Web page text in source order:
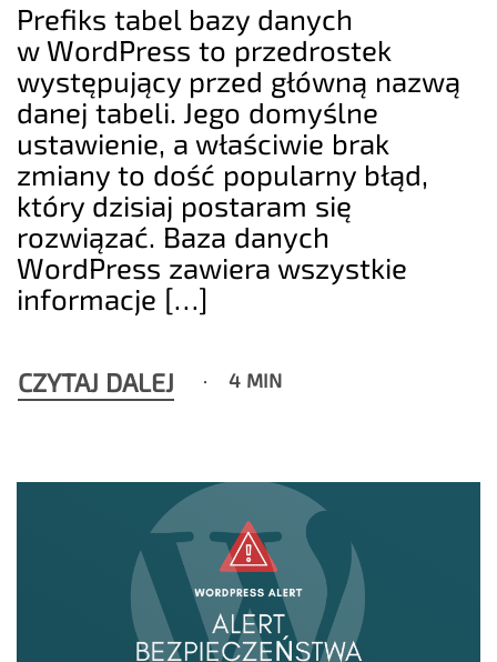
Prefiks tabel bazy danych
w WordPress to przedrostek
występujący przed główną nazwą
danej tabeli. Jego domyślne
ustawienie, a właściwie brak
zmiany to dość popularny błąd,
który dzisiaj postaram się
rozwiązać. Baza danych
WordPress zawiera wszystkie
informacje […]
CZYTAJ DALEJ 4 MIN